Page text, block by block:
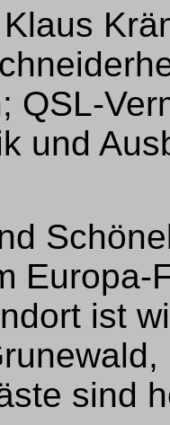
QSL-
und
Europa-
ist
sind